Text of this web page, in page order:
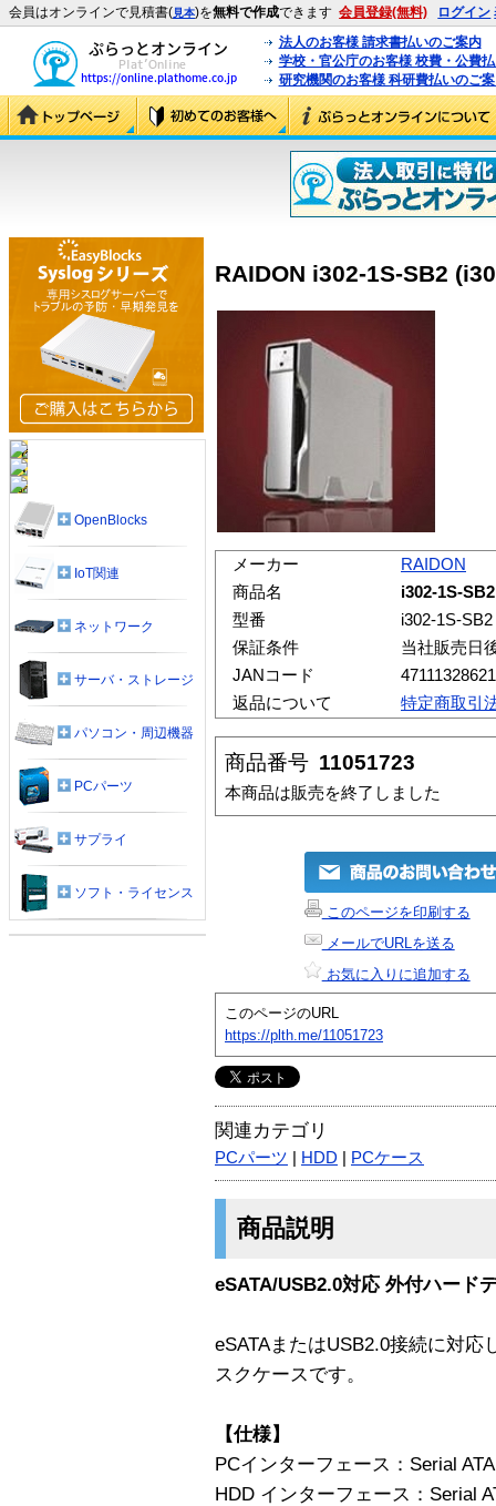
会員はオンラインで見積書(見本)を無料で作成できます 会員登録(無料) ログイン
法人のお客様 請求書払いのご案内
学校・官公庁のお客様 校費・公費
研究機関のお客様 科研費払いのご
RAIDON i302-1S-SB2
メーカー
RAIDON
商品名
i302-1S-SB2
型番
i302-1S-SB2
保証条件
当社販売日
JANコード
返品について
特定商取引
商品番号 11051723
本商品は販売を終了しました
このページを印刷する
メールでURLを送る
お気に入りに追加する
このページのURL
https://plth.me/11051723
関連カテゴリ
PCパーツ HDD PCケース
商品説明
eSATA/USB2.0対応 外付ハード
eSATAまたはUSB2.0接続に対応
スクケースです。
【仕様】
PCインターフェース：Serial
HDD インターフェース：Serial
OpenBlocks
IoT関連
ネットワーク
サーバ・ストレージ
パソコン・周辺機器
PCパーツ
サプライ
ソフト・ライセンス